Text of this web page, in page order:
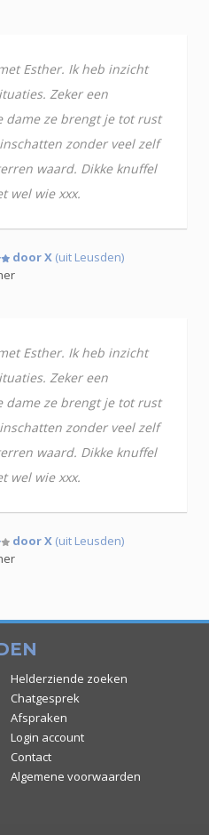
Esther. Ik heb inzicht
Zeker een
dame ze brengt je tot rust
zonder veel zelf
waard. Dikke knuffel
wel wie xxx.
door X (uit Leusden)
Esther. Ik heb inzicht
Zeker een
dame ze brengt je tot rust
zonder veel zelf
waard. Dikke knuffel
wel wie xxx.
door X (uit Leusden)
Helderziende zoeken
Chatgesprek
Afspraken
Login account
Contact
Algemene voorwaarden